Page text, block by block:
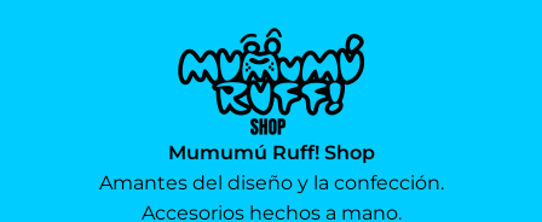
Mumumú Ruff! Shop
Amantes del diseño y la confección.
Accesorios hechos a mano.